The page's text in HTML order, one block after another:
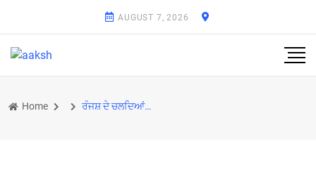
AUGUST 7, 2026
Home ਰੰਜਸ਼ ਦੇ ਚਲਦਿਆਂ ਨੌਜਵਾਨ ਦਾ ਕੀਤਾ ਕਤਲ